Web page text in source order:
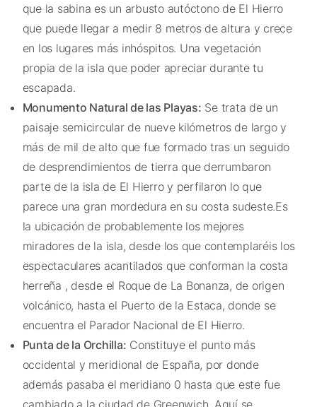
que la sabina es un arbusto autóctono de El Hierro
que puede llegar a medir 8 metros de altura y crece
en los lugares más inhóspitos. Una vegetación
propia de la isla que poder apreciar durante tu
escapada.
Monumento Natural de las Playas: Se trata de un
paisaje semicircular de nueve kilómetros de largo y
más de mil de alto que fue formado tras un seguido
de desprendimientos de tierra que derrumbaron
parte de la isla de El Hierro y perfilaron lo que
parece una gran mordedura en su costa sudeste.Es
la ubicación de probablemente los mejores
miradores de la isla, desde los que contemplaréis los
espectaculares acantilados que conforman la costa
herreña , desde el Roque de La Bonanza, de origen
volcánico, hasta el Puerto de la Estaca, donde se
encuentra el Parador Nacional de El Hierro.
Punta de la Orchilla: Constituye el punto más
occidental y meridional de España, por donde
además pasaba el meridiano 0 hasta que este fue
cambiado a la ciudad de Greenwich. Aquí se